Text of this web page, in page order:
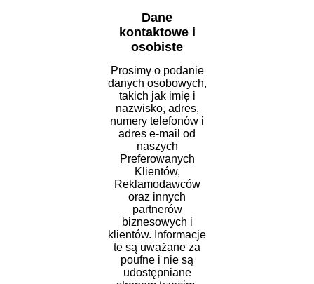
Dane
kontaktowe i
osobiste
Prosimy o podanie
danych osobowych,
takich jak imię i
nazwisko, adres,
numery telefonów i
adres e-mail od
naszych
Preferowanych
Klientów,
Reklamodawców
oraz innych
partnerów
biznesowych i
klientów. Informacje
te są uważane za
poufne i nie są
udostępniane